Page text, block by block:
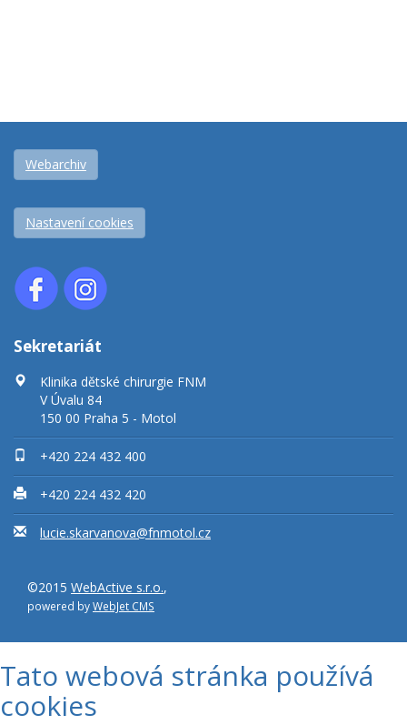
Webarchiv
Nastavení cookies
Sekretariát
Klinika dětské chirurgie FNM
V Úvalu 84
150 00 Praha 5 - Motol
+420 224 432 400
+420 224 432 420
lucie.skarvanova@fnmotol.cz
©2015 WebActive s.r.o.,
powered byWebJet CMS
Tato webová stránka používá
cookies